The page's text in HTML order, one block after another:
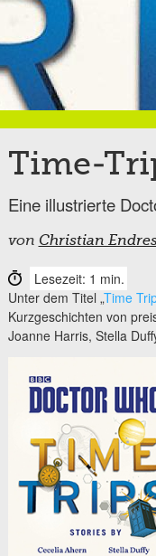
Time-
Eine illustrierte
von Christian
Lesezeit: 1 min.
Unter dem Titel „Time
Kurzgeschichten von
Joanne Harris, Stella